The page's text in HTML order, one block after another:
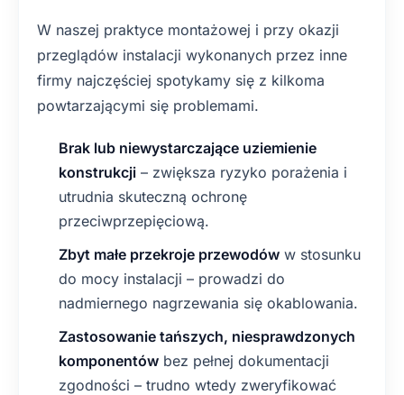
W naszej praktyce montażowej i przy okazji
przeglądów instalacji wykonanych przez inne
firmy najczęściej spotykamy się z kilkoma
powtarzającymi się problemami.
Brak lub niewystarczające uziemienie
konstrukcji – zwiększa ryzyko porażenia i
utrudnia skuteczną ochronę
przeciwprzepięciową.
Zbyt małe przekroje przewodów w stosunku
do mocy instalacji – prowadzi do
nadmiernego nagrzewania się okablowania.
Zastosowanie tańszych, niesprawdzonych
komponentów bez pełnej dokumentacji
zgodności – trudno wtedy zweryfikować